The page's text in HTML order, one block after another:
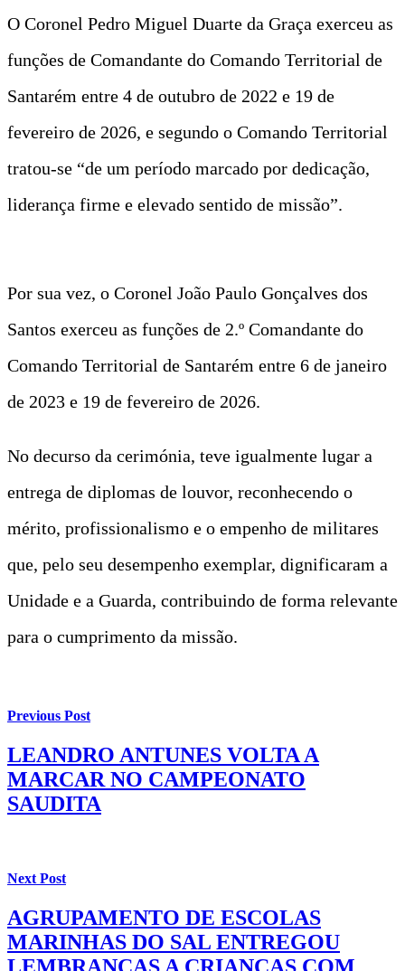
O Coronel Pedro Miguel Duarte da Graça exerceu as
funções de Comandante do Comando Territorial de
Santarém entre 4 de outubro de 2022 e 19 de
fevereiro de 2026, e segundo o Comando Territorial
tratou-se “de um período marcado por dedicação,
liderança firme e elevado sentido de missão”.
Por sua vez, o Coronel João Paulo Gonçalves dos
Santos exerceu as funções de 2.º Comandante do
Comando Territorial de Santarém entre 6 de janeiro
de 2023 e 19 de fevereiro de 2026.
No decurso da cerimónia, teve igualmente lugar a
entrega de diplomas de louvor, reconhecendo o
mérito, profissionalismo e o empenho de militares
que, pelo seu desempenho exemplar, dignificaram a
Unidade e a Guarda, contribuindo de forma relevante
para o cumprimento da missão.
Previous Post
LEANDRO ANTUNES VOLTA A
MARCAR NO CAMPEONATO
SAUDITA
Next Post
AGRUPAMENTO DE ESCOLAS
MARINHAS DO SAL ENTREGOU